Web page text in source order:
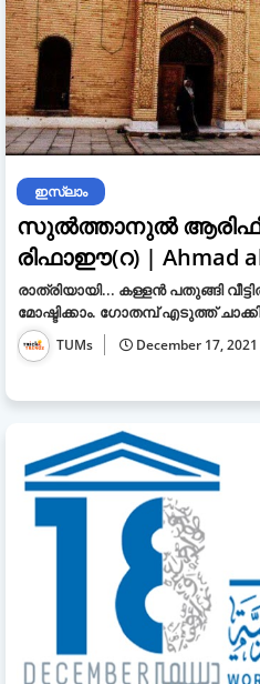
ഇസ്ലാം
സുല്‍ത്താനുല്‍
രിഫാഈ(റ) | Ahmad
രാത്രിയായി... കള്ളന്‍ പതുങ്ങി
മോഷ്ടിക്കാം. ഗോതമ്പ് എടുത്ത്
TUMs December 17, 2021